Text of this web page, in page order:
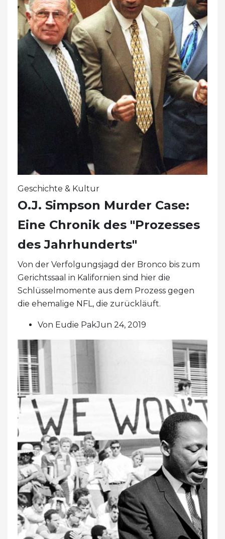
Geschichte & Kultur
O.J. Simpson Murder Case:
Eine Chronik des "Prozesses
des Jahrhunderts"
Von der Verfolgungsjagd der Bronco bis zum
Gerichtssaal in Kalifornien sind hier die
Schlüsselmomente aus dem Prozess gegen
die ehemalige NFL, die zurückläuft.
Von Eudie PakJun 24, 2019